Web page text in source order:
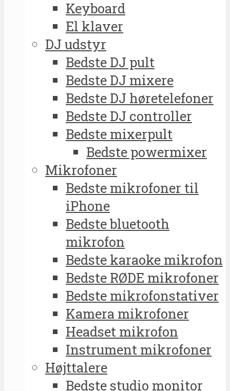
Keyboard
El klaver
DJ udstyr
Bedste DJ pult
Bedste DJ mixere
Bedste DJ høretelefoner
Bedste DJ controller
Bedste mixerpult
Bedste powermixer
Mikrofoner
Bedste mikrofoner til
iPhone
Bedste bluetooth
mikrofon
Bedste karaoke mikrofon
Bedste RØDE mikrofoner
Bedste mikrofonstativer
Kamera mikrofoner
Headset mikrofon
Instrument mikrofoner
Højttalere
Bedste studio monitor